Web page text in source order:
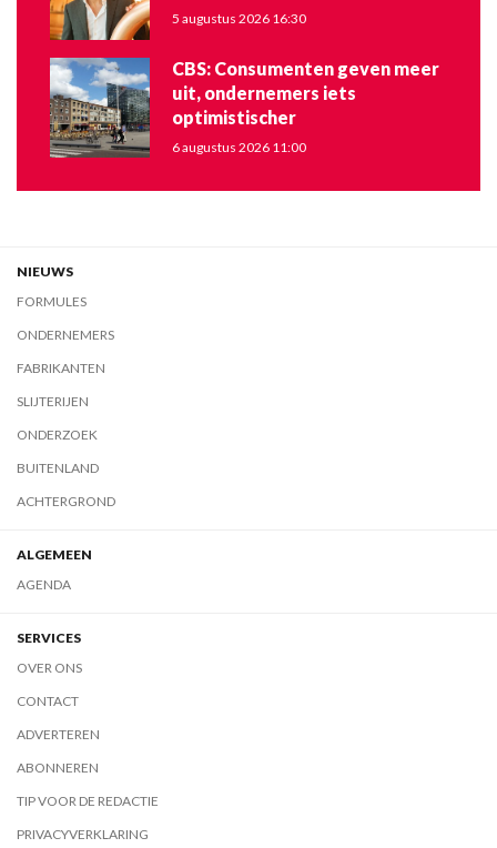
5 augustus 2026 16:30
CBS: Consumenten geven meer
uit, ondernemers iets
optimistischer
6 augustus 2026 11:00
NIEUWS
FORMULES
ONDERNEMERS
FABRIKANTEN
SLIJTERIJEN
ONDERZOEK
BUITENLAND
ACHTERGROND
ALGEMEEN
AGENDA
SERVICES
OVER ONS
CONTACT
ADVERTEREN
ABONNEREN
TIP VOOR DE REDACTIE
PRIVACYVERKLARING